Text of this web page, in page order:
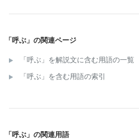
「呼ぶ」の関連ページ
「呼ぶ」を解説文に含む用語の一覧
「呼ぶ」を含む用語の索引
「呼ぶ」の関連用語